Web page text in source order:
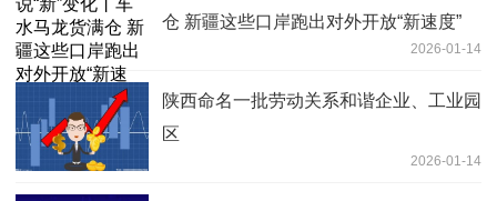
仓 新疆这些口岸跑出对外开放“新速度”
2026-01-14
陕西命名一批劳动关系和谐企业、工业园
区
2026-01-14